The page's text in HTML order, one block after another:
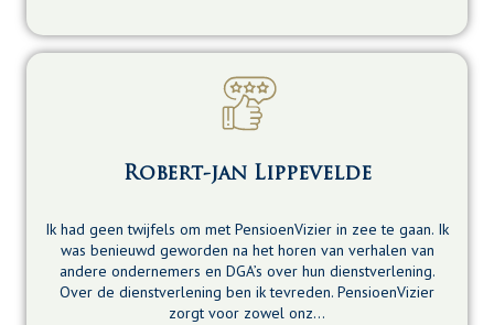
Robert-jan Lippevelde
Ik had geen twijfels om met PensioenVizier in zee te gaan. Ik
was benieuwd geworden na het horen van verhalen van
andere ondernemers en DGA’s over hun dienstverlening.
Over de dienstverlening ben ik tevreden. PensioenVizier
zorgt voor zowel onz…